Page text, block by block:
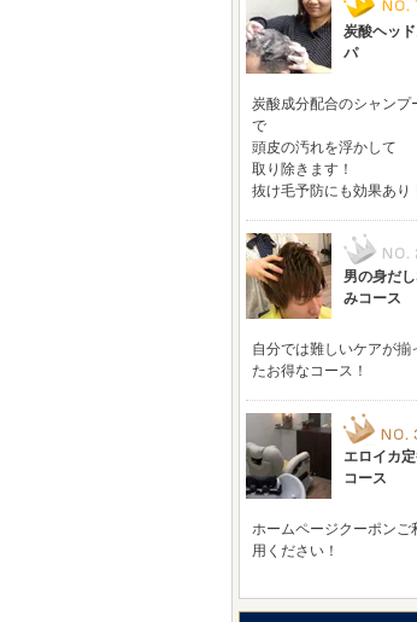
炭酸ヘッ
パ
炭酸成分配合のシャンプ
で
頭皮の汚れを浮かして
取り除きます！
抜け毛予防にも効果あり
男の身だ
みコース
自分では難しいケアが揃
たお得なコース！
エロイカ
コース
ホームページクーポンご
用ください！